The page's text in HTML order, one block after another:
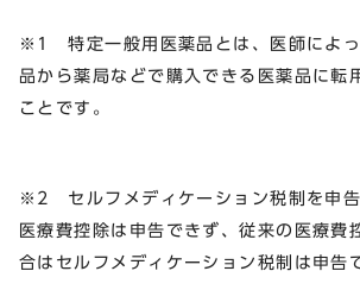
※1 特定一般用医薬品とは、医師によっ
品から薬局などで購入できる医薬品に転
ことです。
※2 セルフメディケーション税制を申告
医療費控除は申告できず、従来の医療費
合はセルフメディケーション税制は申告